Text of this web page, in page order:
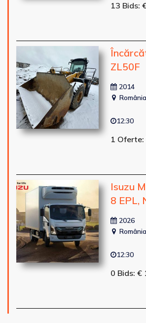
13 Bids:
ZL50F
2014
România
12:30
1
Isuzu
8 EPL,
2026
România
12:30
0 Bids: €